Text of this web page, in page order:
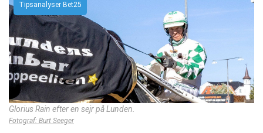
Tipsanalyser Bet25
Glorius Rain efter en sejr på Lunden.
Fotograf: Burt Seeger